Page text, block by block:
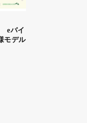
eバイ
モデル